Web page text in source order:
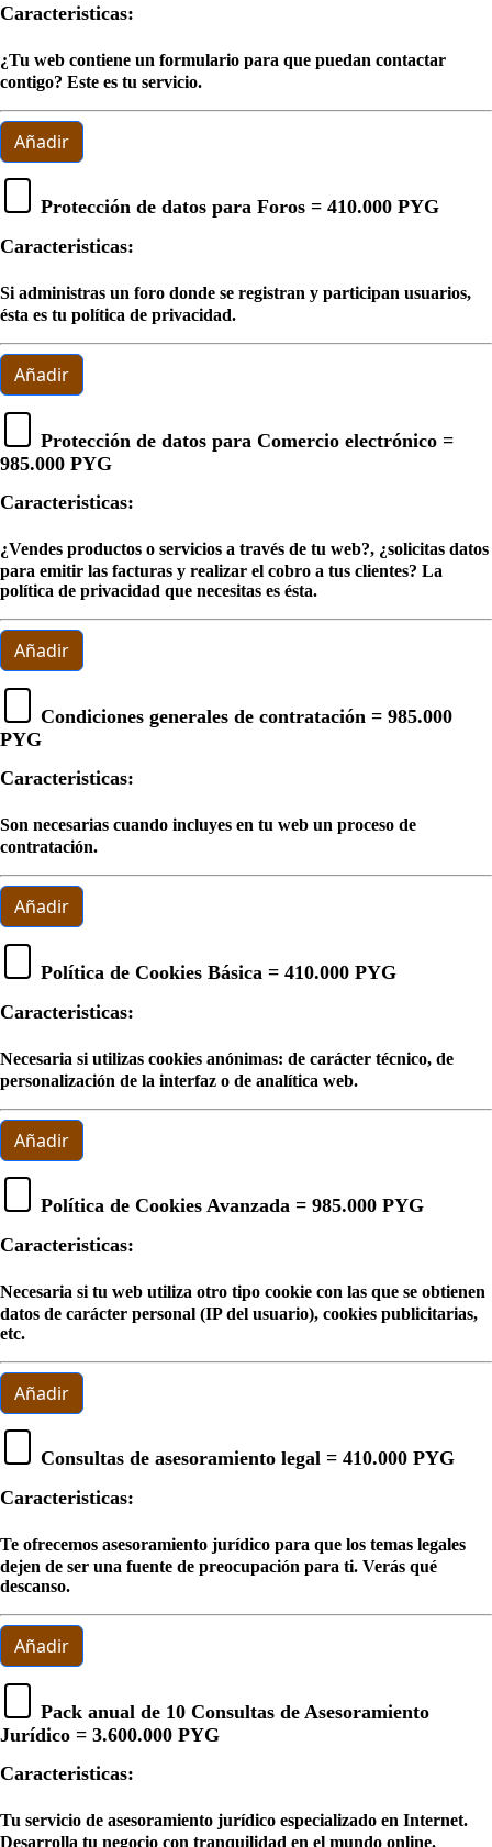
Caracteristicas:
¿Tu web contiene un formulario para que puedan contactar
contigo? Este es tu servicio.
Añadir
Protección de datos para Foros = 410.000 PYG
Caracteristicas:
Si administras un foro donde se registran y participan usuarios,
ésta es tu política de privacidad.
Añadir
Protección de datos para Comercio electrónico =
985.000 PYG
Caracteristicas:
¿Vendes productos o servicios a través de tu web?, ¿solicitas datos
para emitir las facturas y realizar el cobro a tus clientes? La
política de privacidad que necesitas es ésta.
Añadir
Condiciones generales de contratación = 985.000
PYG
Caracteristicas:
Son necesarias cuando incluyes en tu web un proceso de
contratación.
Añadir
Política de Cookies Básica = 410.000 PYG
Caracteristicas:
Necesaria si utilizas cookies anónimas: de carácter técnico, de
personalización de la interfaz o de analítica web.
Añadir
Política de Cookies Avanzada = 985.000 PYG
Caracteristicas:
Necesaria si tu web utiliza otro tipo cookie con las que se obtienen
datos de carácter personal (IP del usuario), cookies publicitarias,
etc.
Añadir
Consultas de asesoramiento legal = 410.000 PYG
Caracteristicas:
Te ofrecemos asesoramiento jurídico para que los temas legales
dejen de ser una fuente de preocupación para ti. Verás qué
descanso.
Añadir
Pack anual de 10 Consultas de Asesoramiento
Jurídico = 3.600.000 PYG
Caracteristicas:
Tu servicio de asesoramiento jurídico especializado en Internet.
Desarrolla tu negocio con tranquilidad en el mundo online.